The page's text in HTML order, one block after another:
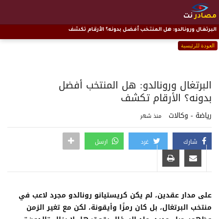
مصادرنت
العودة للرئيسية
البرتغال ورونالدو: هل المنتخب أفضل بدونه؟ الأرقام تكشف